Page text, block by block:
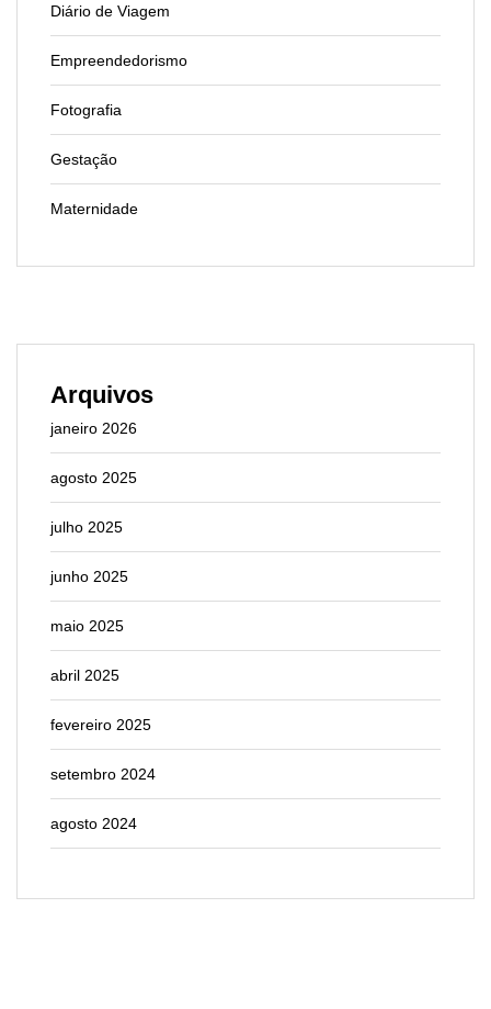
Diário de Viagem
Empreendedorismo
Fotografia
Gestação
Maternidade
Arquivos
janeiro 2026
agosto 2025
julho 2025
junho 2025
maio 2025
abril 2025
fevereiro 2025
setembro 2024
agosto 2024